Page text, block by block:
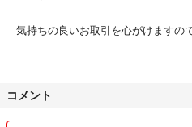
気持ちの良いお取引を心がけますの
コメント